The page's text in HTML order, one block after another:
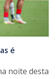
é
noite desta